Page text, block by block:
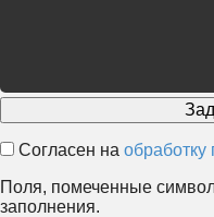
Согласен на
Поля, помеченные
заполнения.